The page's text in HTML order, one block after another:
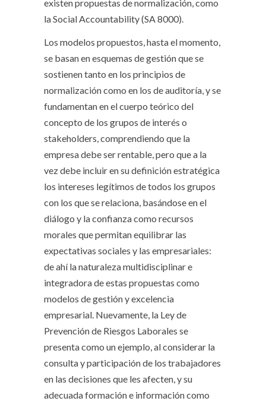
existen propuestas de normalización, como
la Social Accountability (SA 8000).
Los modelos propuestos, hasta el momento,
se basan en esquemas de gestión que se
sostienen tanto en los principios de
normalización como en los de auditoría, y se
fundamentan en el cuerpo teórico del
concepto de los grupos de interés o
stakeholders, comprendiendo que la
empresa debe ser rentable, pero que a la
vez debe incluir en su definición estratégica
los intereses legítimos de todos los grupos
con los que se relaciona, basándose en el
diálogo y la confianza como recursos
morales que permitan equilibrar las
expectativas sociales y las empresariales:
de ahí la naturaleza multidisciplinar e
integradora de estas propuestas como
modelos de gestión y excelencia
empresarial. Nuevamente, la Ley de
Prevención de Riesgos Laborales se
presenta como un ejemplo, al considerar la
consulta y participación de los trabajadores
en las decisiones que les afecten, y su
adecuada formación e información como